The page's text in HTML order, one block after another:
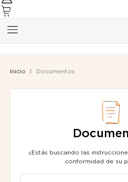
Inicio Documentos
¿Estás buscando las
conformidad de su